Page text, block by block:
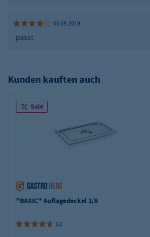
05.09.2019
passt
Kunden kauften auch
Sale
"BASIC" Auflagedeckel 1/6
(2)